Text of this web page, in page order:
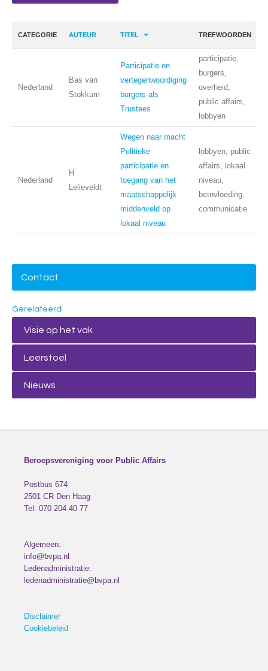
CATEGORIE AUTEUR TITEL TREFWOORDEN
Nederland
Bas van
Stokkum
Participatie en
vertegenwoordiging
burgers als
Trustees
participatie,
burgers,
overheid,
public affairs,
lobbyen
Nederland
H
Lelieveldt
Wegen naar macht
Politieke
participatie en
toegang van het
maatschappelijk
middenveld op
lokaal niveau
lobbyen, public
affairs, lokaal
niveau,
beïnvloeding,
communicatie
Contact
Gerelateerd
Visie op het vak
Leerstoel
Nieuws
Beroepsvereniging voor Public Affairs
Postbus 674
2501 CR Den Haag
Tel: 070 204 40 77
Algemeen:
info@bvpa.nl
Ledenadministratie:
ledenadministratie@bvpa.nl
Disclaimer
Cookiebeleid